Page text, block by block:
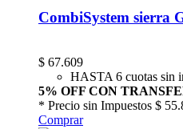
CombiSystem sierra
$ 67.609
HASTA 6 cuotas sin
5% OFF CON
* Precio sin Impuestos $
Comprar